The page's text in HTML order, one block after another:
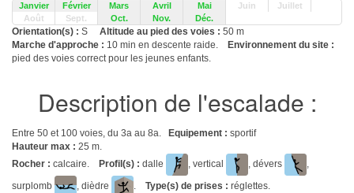
Janvier Février Mars Avril Mai Juin
Juillet
Août
Sept. Oct. Nov. Déc.
Orientation(s) : S Altitude au pied des voies : 50 m
Marche d'approche : 10 min en descente raide.
Environnement du site :
pied des voies correct pour les jeunes enfants.
Description de l'escalade :
Entre 50 et 100 voies, du 3a au 8a. Equipement : sportif
Hauteur max : 25 m.
Rocher : calcaire. Profil(s) : dalle , vertical , dévers
,
surplomb
, dièdre . Type(s) de prises : réglettes.